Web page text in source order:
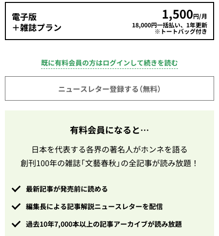
電子版
＋雑誌プラン
1,500円/月
18,000円一括払い、1年更新
※トートバッグ付き
既に有料会員の方はログインして続きを読む
ニュースレター登録する（無料）
有料会員になると…
日本を代表する各界の著名人がホンネを語る
創刊100年の雑誌「文藝春秋」の全記事が読み放題！
最新記事が発売前に読める
編集長による記事解説ニュースレターを配信
過去10年7,000本以上の記事アーカイブが読み放題